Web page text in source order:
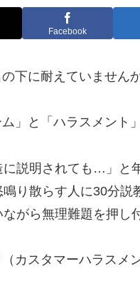
Facebook
の下に耐えていません
ム」と「ハラスメン
に説明されても…」と
り散らす人に30分説
がら無理難題を押し
カスタマーハラスメ